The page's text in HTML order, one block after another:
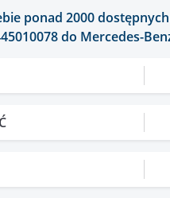
ponad 2000
do Mercedes-